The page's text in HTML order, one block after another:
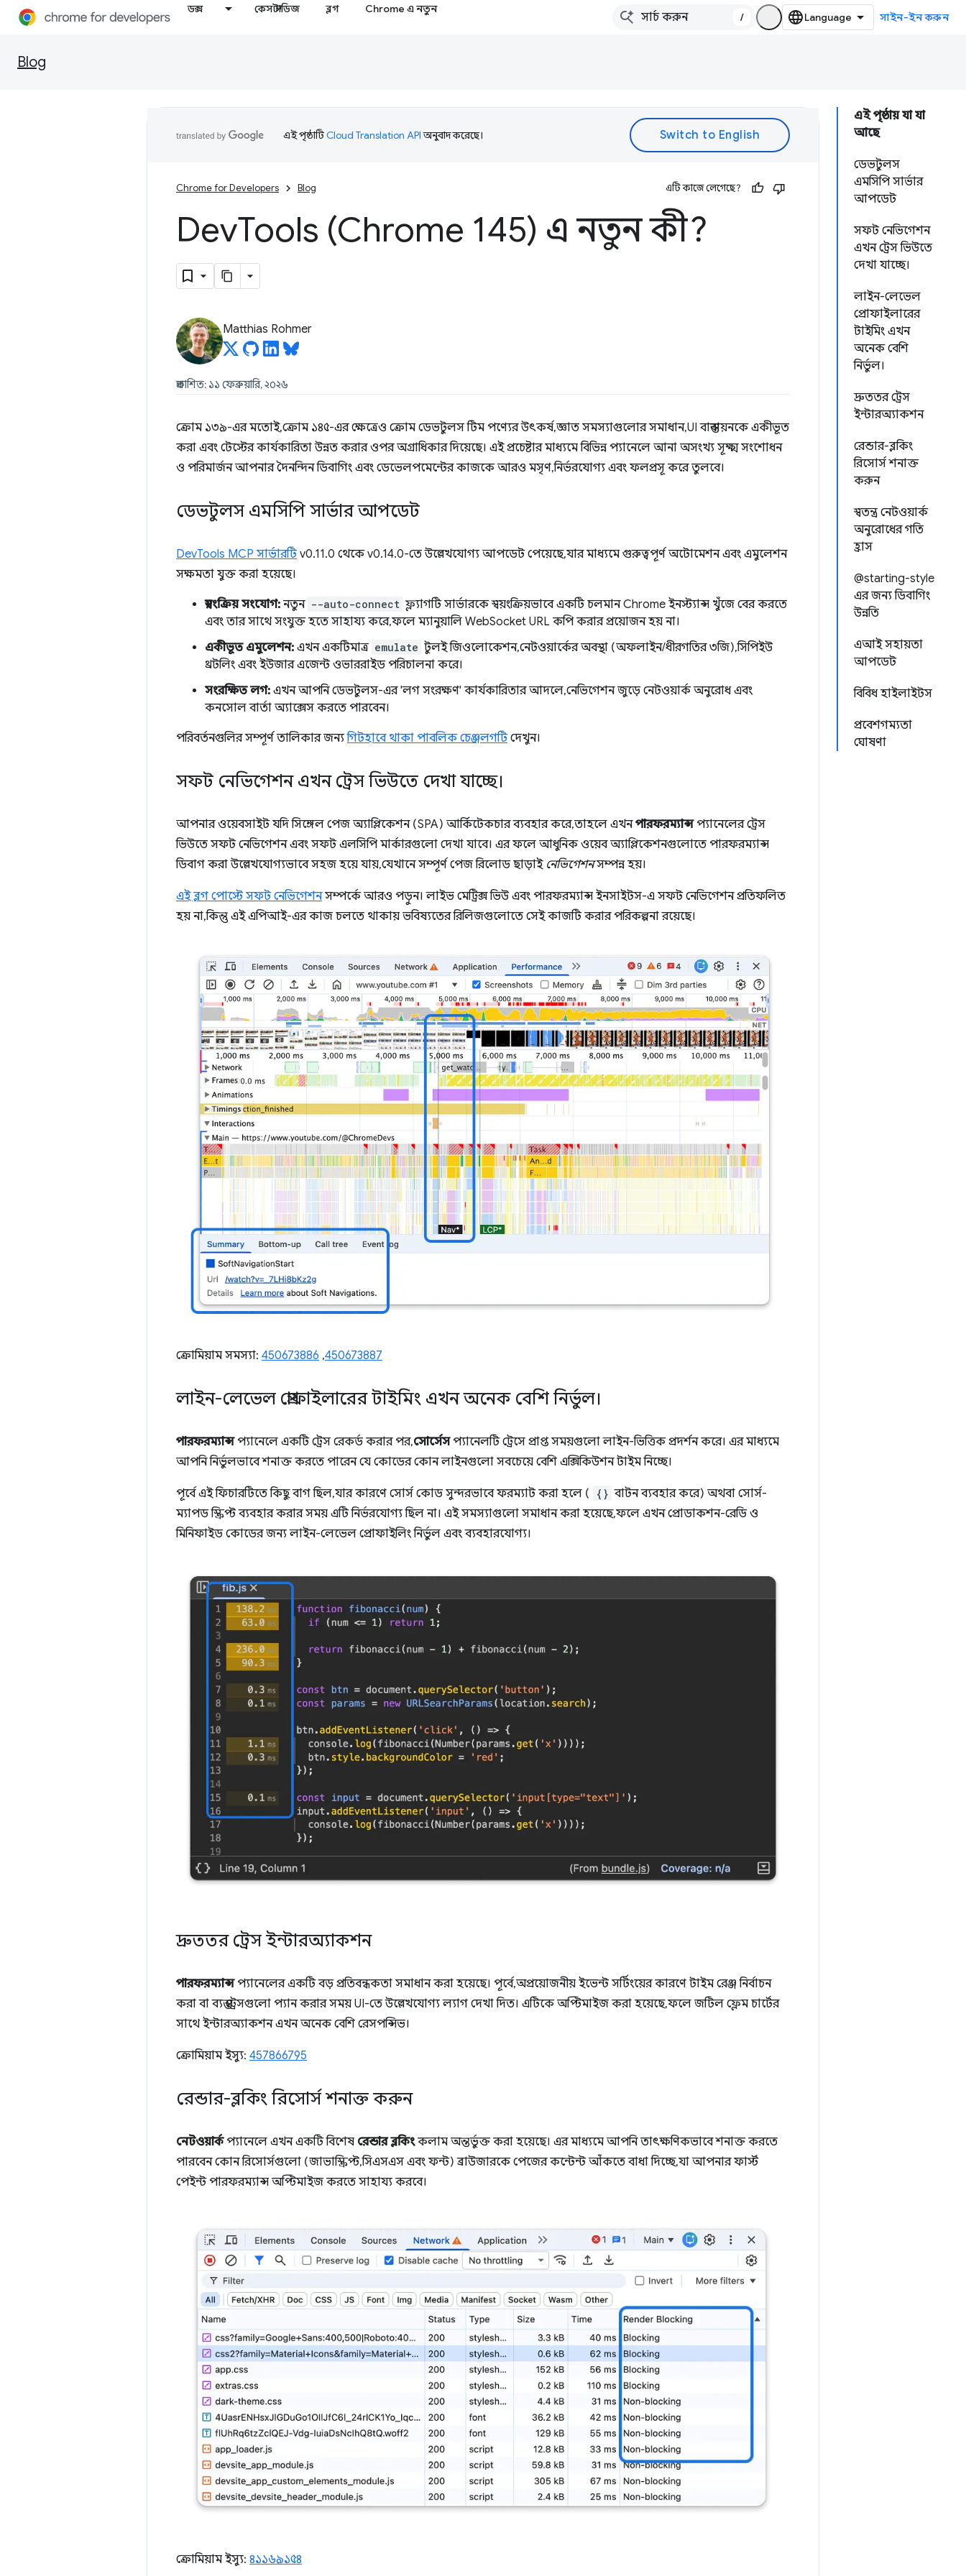
ডক্স কেস স্টাডিজ ব্লগ Chrome এ নতুন
/ সাইন-ইন করুন
Blog
এই পৃষ্ঠায় যা যা
আছে
ডেভটুলস
এমসিপি সার্ভার
আপডেট
সফট নেভিগেশন
এখন ট্রেস ভিউতে
দেখা যাচ্ছে।
লাইন-লেভেল
প্রোফাইলারের
টাইমিং এখন
অনেক বেশি
নির্ভুল।
দ্রুততর ট্রেস
ইন্টারঅ্যাকশন
রেন্ডার-ব্লকিং
রিসোর্স শনাক্ত
করুন
স্বতন্ত্র নেটওয়ার্ক
অনুরোধের গতি
হ্রাস
@starting-style
এর জন্য ডিবাগিং
উন্নতি
এআই সহায়তা
আপডেট
বিবিধ হাইলাইটস
প্রবেশগম্যতা
ঘোষণা
এই পৃষ্ঠাটিCloud Translation APIঅনুবাদ করেছে।
Chrome for Developers Blog এটি কাজে লেগেছে?
DevTools (Chrome 145) এ নতুন কী?
Matthias Rohmer
প্রকাশিত: ১১ ফেব্রুয়ারি, ২০২৬
ক্রোম ১৩৯-এর মতোই, ক্রোম ১৪৫-এর ক্ষেত্রেও ক্রোম ডেভটুলস টিম পণ্যের উৎকর্ষ, জ্ঞাত সমস্যাগুলোর সমাধান, UI বাস্তবায়নকে একীভূত
করা এবং টেস্টের কার্যকারিতা উন্নত করার ওপর অগ্রাধিকার দিয়েছে। এই প্রচেষ্টার মাধ্যমে বিভিন্ন প্যানেলে আনা অসংখ্য সূক্ষ্ম সংশোধন
ও পরিমার্জন আপনার দৈনন্দিন ডিবাগিং এবং ডেভেলপমেন্টের কাজকে আরও মসৃণ, নির্ভরযোগ্য এবং ফলপ্রসূ করে তুলবে।
ডেভটুলস এমসিপি সার্ভার আপডেট
DevTools MCP সার্ভারটিv0.11.0 থেকে v0.14.0-তে উল্লেখযোগ্য আপডেট পেয়েছে, যার মাধ্যমে গুরুত্বপূর্ণ অটোমেশন এবং এমুলেশন
সক্ষমতা যুক্ত করা হয়েছে।
স্বয়ংক্রিয় সংযোগ: নতুন --auto-connect ফ্ল্যাগটি সার্ভারকে স্বয়ংক্রিয়ভাবে একটি চলমান Chrome ইনস্ট্যান্স খুঁজে বের করতে
এবং তার সাথে সংযুক্ত হতে সাহায্য করে, ফলে ম্যানুয়ালি WebSocket URL কপি করার প্রয়োজন হয় না।
একীভূত এমুলেশন: এখন একটিমাত্র emulate টুলই জিওলোকেশন, নেটওয়ার্কের অবস্থা (অফলাইন/ধীরগতির ৩জি), সিপিইউ
থ্রটলিং এবং ইউজার এজেন্ট ওভাররাইড পরিচালনা করে।
সংরক্ষিত লগ: এখন আপনি ডেভটুলস-এর 'লগ সংরক্ষণ' কার্যকারিতার আদলে, নেভিগেশন জুড়ে নেটওয়ার্ক অনুরোধ এবং
কনসোল বার্তা অ্যাক্সেস করতে পারবেন।
পরিবর্তনগুলির সম্পূর্ণ তালিকার জন্যগিটহাবে থাকা পাবলিক চেঞ্জলগটিদেখুন।
সফট নেভিগেশন এখন ট্রেস ভিউতে দেখা যাচ্ছে।
আপনার ওয়েবসাইট যদি সিঙ্গেল পেজ অ্যাপ্লিকেশন (SPA) আর্কিটেকচার ব্যবহার করে, তাহলে এখনপারফরম্যান্সপ্যানেলের ট্রেস
ভিউতে সফট নেভিগেশন এবং সফট এলসিপি মার্কারগুলো দেখা যাবে। এর ফলে আধুনিক ওয়েব অ্যাপ্লিকেশনগুলোতে পারফরম্যান্স
ডিবাগ করা উল্লেখযোগ্যভাবে সহজ হয়ে যায়, যেখানে সম্পূর্ণ পেজ রিলোড ছাড়াই নেভিগেশনসম্পন্ন হয়।
এই ব্লগ পোস্টে সফট নেভিগেশনসম্পর্কে আরও পড়ুন। লাইভ মেট্রিক্স ভিউ এবং পারফরম্যান্স ইনসাইটস-এ সফট নেভিগেশন প্রতিফলিত
হয় না, কিন্তু এই এপিআই-এর কাজ চলতে থাকায় ভবিষ্যতের রিলিজগুলোতে সেই কাজটি করার পরিকল্পনা রয়েছে।
ক্রোমিয়াম সমস্যা: 450673886 ,450673887
লাইন-লেভেল প্রোফাইলারের টাইমিং এখন অনেক বেশি নির্ভুল।
পারফরম্যান্সপ্যানেলে একটি ট্রেস রেকর্ড করার পর,সোর্সেসপ্যানেলটি ট্রেসে প্রাপ্ত সময়গুলো লাইন-ভিত্তিক প্রদর্শন করে। এর মাধ্যমে
আপনি নির্ভুলভাবে শনাক্ত করতে পারেন যে কোডের কোন লাইনগুলো সবচেয়ে বেশি এক্সিকিউশন টাইম নিচ্ছে।
পূর্বে এই ফিচারটিতে কিছু বাগ ছিল, যার কারণে সোর্স কোড সুন্দরভাবে ফরম্যাট করা হলে ( {} বাটন ব্যবহার করে) অথবা সোর্স-
ম্যাপড স্ক্রিপ্ট ব্যবহার করার সময় এটি নির্ভরযোগ্য ছিল না। এই সমস্যাগুলো সমাধান করা হয়েছে, ফলে এখন প্রোডাকশন-রেডি ও
মিনিফাইড কোডের জন্য লাইন-লেভেল প্রোফাইলিং নির্ভুল এবং ব্যবহারযোগ্য।
দ্রুততর ট্রেস ইন্টারঅ্যাকশন
পারফরম্যান্সপ্যানেলের একটি বড় প্রতিবন্ধকতা সমাধান করা হয়েছে। পূর্বে, অপ্রয়োজনীয় ইভেন্ট সর্টিংয়ের কারণে টাইম রেঞ্জ নির্বাচন
করা বা ব্যস্ত ট্রেসগুলো প্যান করার সময় UI-তে উল্লেখযোগ্য ল্যাগ দেখা দিত। এটিকে অপ্টিমাইজ করা হয়েছে, ফলে জটিল ফ্লেম চার্টের
সাথে ইন্টারঅ্যাকশন এখন অনেক বেশি রেসপন্সিভ।
ক্রোমিয়াম ইস্যু: 457866795
রেন্ডার-ব্লকিং রিসোর্স শনাক্ত করুন
নেটওয়ার্কপ্যানেলে এখন একটি বিশেষ রেন্ডার ব্লকিংকলাম অন্তর্ভুক্ত করা হয়েছে। এর মাধ্যমে আপনি তাৎক্ষণিকভাবে শনাক্ত করতে
পারবেন কোন রিসোর্সগুলো (জাভাস্ক্রিপ্ট, সিএসএস এবং ফন্ট) ব্রাউজারকে পেজের কন্টেন্ট আঁকতে বাধা দিচ্ছে, যা আপনার ফার্স্ট
পেইন্ট পারফরম্যান্স অপ্টিমাইজ করতে সাহায্য করবে।
ক্রোমিয়াম ইস্যু: ৪১১৬৯১৫৪